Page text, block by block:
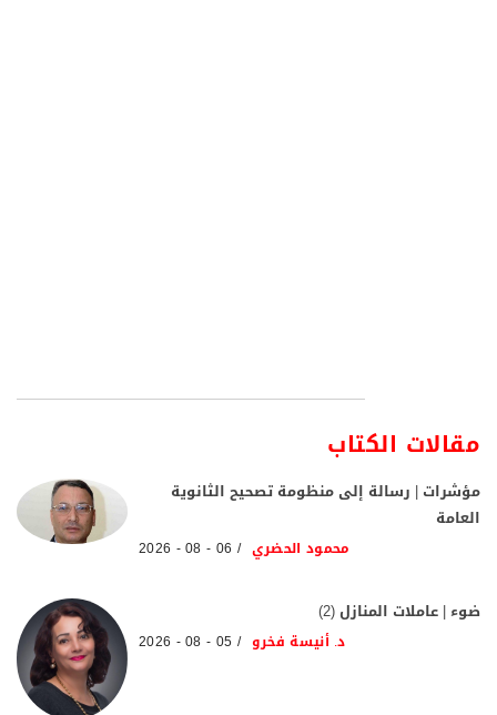
مقالات الكتاب
مؤشرات | رسالة إلى منظومة تصحيح الثانوية
العامة
محمود الحضري 06 - 08 - 2026
ضوء | عاملات المنازل (2)
د. أنيسة فخرو 05 - 08 - 2026